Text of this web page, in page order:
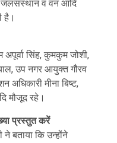
जलसंस्थान व वन आदि
है।
अपूर्वा सिंह, कुमकुम जोशी,
उप नगर आयुक्त गौरव
अधिकारी मीना बिष्ट,
मौजूद रहे।
प्रस्तुत करें
ने बताया कि उन्होंने